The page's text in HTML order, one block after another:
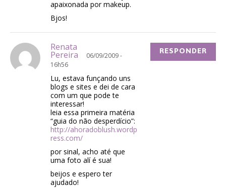
apaixonada por makeup.
Bjos!
Renata
Pereira
06/09/2009 -
16h56
Lu, estava funçando uns
blogs e sites e dei de cara
com um que pode te
interessar!
leia essa primeira matéria
“guia do não desperdício”:
http://ahoradoblush.wordp
ress.com/
por sinal, acho até que
uma foto alí é sua!
beijos e espero ter
ajudado!
RESPONDER